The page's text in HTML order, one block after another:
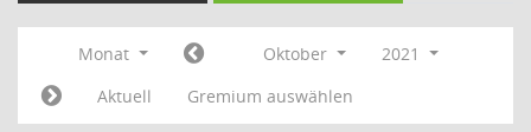
Monat Oktober
2021
Aktuell
Gremium auswählen